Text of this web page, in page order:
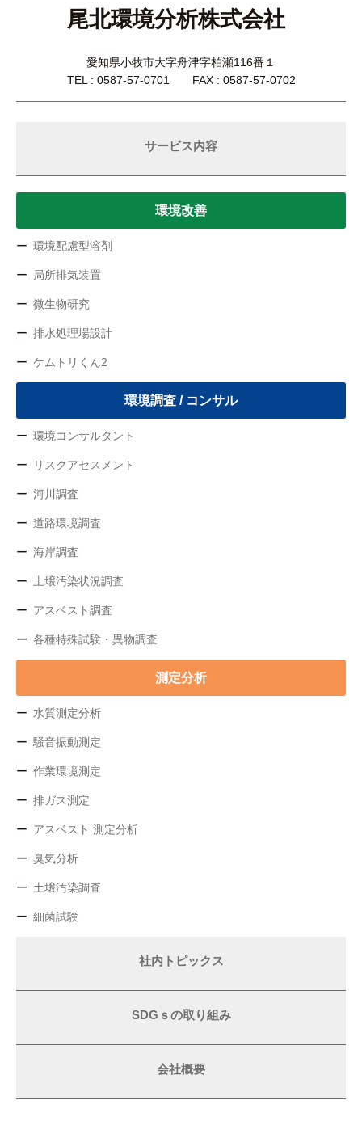
尾北環境分析株式会社
愛知県小牧市大字舟津字柏瀬116番１
TEL : 0587-57-0701 FAX : 0587-57-0702
サービス内容
環境改善
環境配慮型溶剤
局所排気装置
微生物研究
排水処理場設計
ケムトリくん2
環境調査 / コンサル
環境コンサルタント
リスクアセスメント
河川調査
道路環境調査
海岸調査
土壌汚染状況調査
アスベスト調査
各種特殊試験・異物調査
測定分析
水質測定分析
騒音振動測定
作業環境測定
排ガス測定
アスベスト 測定分析
臭気分析
土壌汚染調査
細菌試験
社内トピックス
SDGｓの取り組み
会社概要